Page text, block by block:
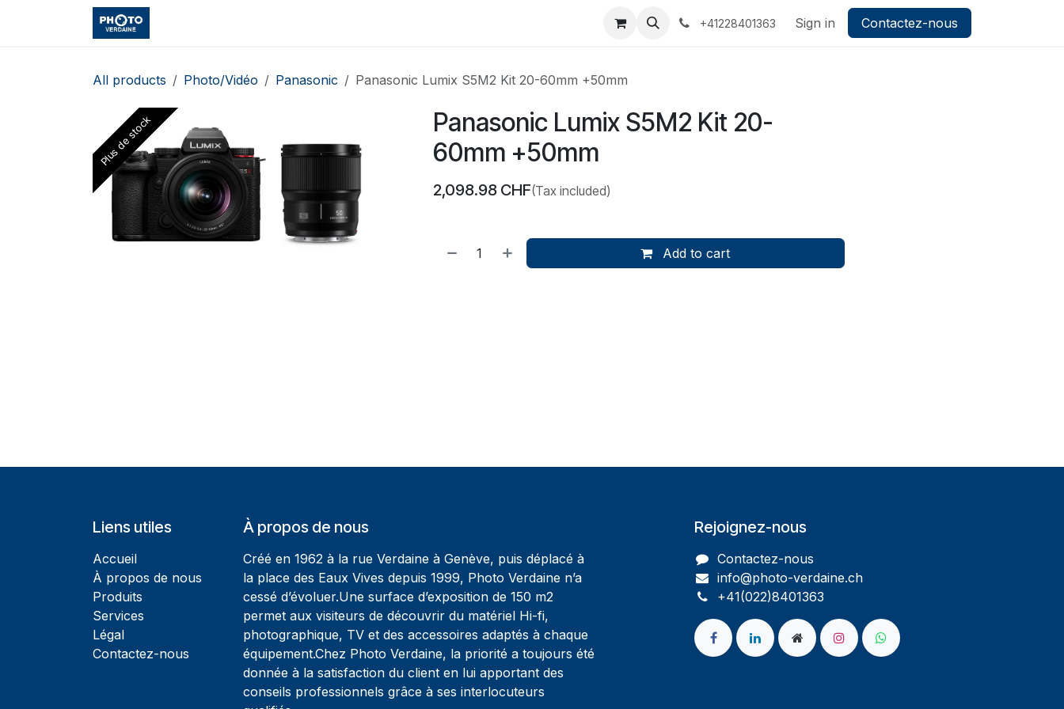
Contactez-nous +41228401363 Sign in Contactez-nous
All products Photo/Vidéo Panasonic Panasonic Lumix S5M2 Kit 20-60mm +50mm
Plus de stock
Panasonic Lumix S5M2 Kit 20-
60mm +50mm
2,098.98CHF(Tax included)
Add to cart
Liens utiles
Accueil
À propos de nous
Produits
Services
Légal
Contactez-nous
À propos de nous
Créé en 1962 à la rue Verdaine à Genève, puis déplacé à
la place des Eaux Vives depuis 1999, Photo Verdaine n’a
cessé d’évoluer.Une surface d’exposition de 150 m2
permet aux visiteurs de découvrir du matériel Hi-fi,
photographique, TV et des accessoires adaptés à chaque
équipement.Chez Photo Verdaine, la priorité a toujours été
donnée à la satisfaction du client en lui apportant des
conseils professionnels grâce à ses interlocuteurs
Rejoignez-nous
Contactez-nous
info@photo-verdaine.ch​
​​+41(022)8401363